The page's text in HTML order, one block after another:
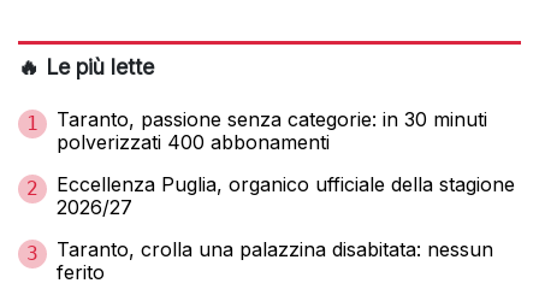
🔥 Le più lette
1
Taranto, passione senza categorie: in 30 minuti
polverizzati 400 abbonamenti
2
Eccellenza Puglia, organico ufficiale della stagione
2026/27
3
Taranto, crolla una palazzina disabitata: nessun
ferito